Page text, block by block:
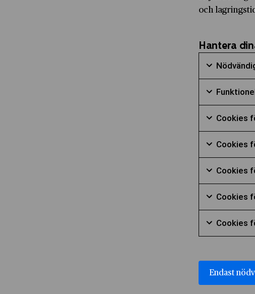
och
Hantera
Markera
Markera
Cookies
Markera
Cookies
Markera
Cookies
Markera
Cookies
Markera
Cookies
Markera
Endast